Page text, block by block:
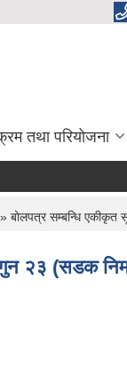
तथा परियोजना
बोलपत्र सम्बन्धि एकीकृत
२३ (सडक